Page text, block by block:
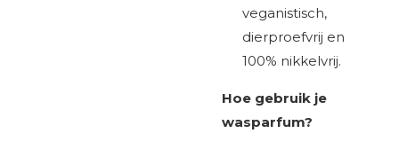
veganistisch,
dierproefvrij en
100% nikkelvrij.
Hoe gebruik je
wasparfum?